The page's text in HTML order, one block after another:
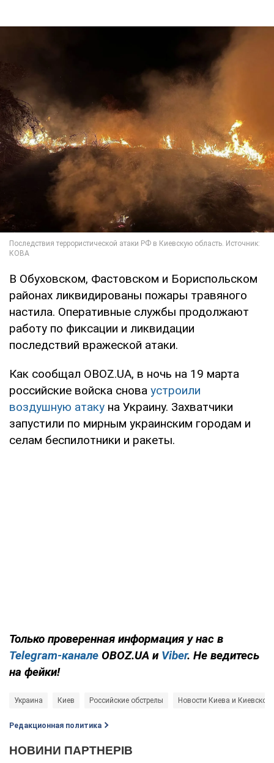
В Обуховском, Фастовском и Бориспольском
районах ликвидированы пожары травяного
настила. Оперативные службы продолжают
работу по фиксации и ликвидации
последствий вражеской атаки.
Как сообщал OBOZ.UA, в ночь на 19 марта
российские войска снова устроили
воздушную атаку на Украину. Захватчики
запустили по мирным украинским городам и
селам беспилотники и ракеты.
Только проверенная информация у нас в
Telegram-канале OBOZ.UA и Viber. Не ведитесь
на фейки!
Украина Киев Российские обстрелы Новости Киева и Киевской
Редакционная политика